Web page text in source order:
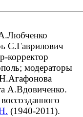
С.Гаврилович
корректор
модераторы
А.Вдовиченко.
(1940-2011).